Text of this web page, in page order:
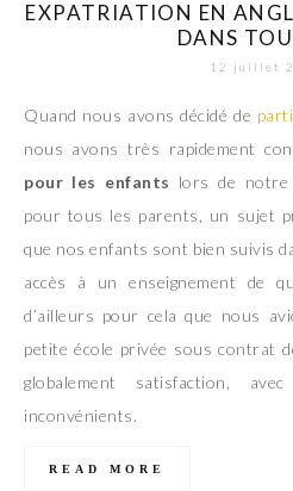
EXPATRIATION EN
DANS
12 juillet
Quand nous avons décidé de
nous avons très rapidement
pour les enfants lors de notre
pour tous les parents, un sujet
que nos enfants sont bien suivis
accès à un enseignement de
d’ailleurs pour cela que nous
petite école privée sous contrat
globalement satisfaction,
inconvénients.
READ MORE